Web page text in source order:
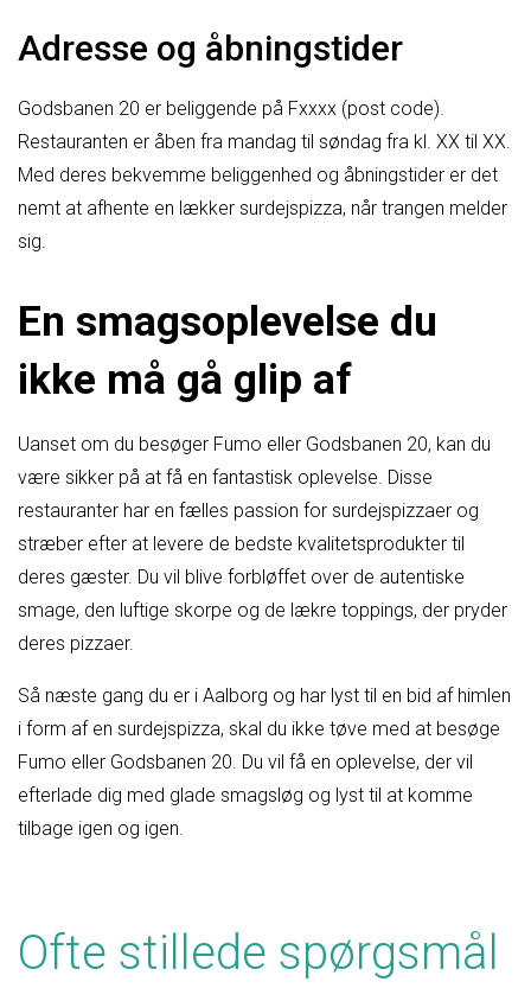
Adresse og åbningstider
Godsbanen 20 er beliggende på Fxxxx (post code).
Restauranten er åben fra mandag til søndag fra kl. XX til XX.
Med deres bekvemme beliggenhed og åbningstider er det
nemt at afhente en lækker surdejspizza, når trangen melder
sig.
En smagsoplevelse du
ikke må gå glip af
Uanset om du besøger Fumo eller Godsbanen 20, kan du
være sikker på at få en fantastisk oplevelse. Disse
restauranter har en fælles passion for surdejspizzaer og
stræber efter at levere de bedste kvalitetsprodukter til
deres gæster. Du vil blive forbløffet over de autentiske
smage, den luftige skorpe og de lækre toppings, der pryder
deres pizzaer.
Så næste gang du er i Aalborg og har lyst til en bid af himlen
i form af en surdejspizza, skal du ikke tøve med at besøge
Fumo eller Godsbanen 20. Du vil få en oplevelse, der vil
efterlade dig med glade smagsløg og lyst til at komme
tilbage igen og igen.
Ofte stillede spørgsmål